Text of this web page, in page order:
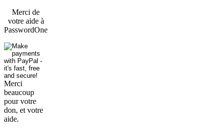
Merci de
votre aide à
PasswordOne
Merci
beaucoup
pour votre
don, et votre
aide.